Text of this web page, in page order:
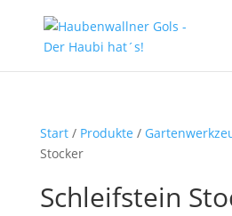
Start/ Produkte /
Stocker
Schleifstein